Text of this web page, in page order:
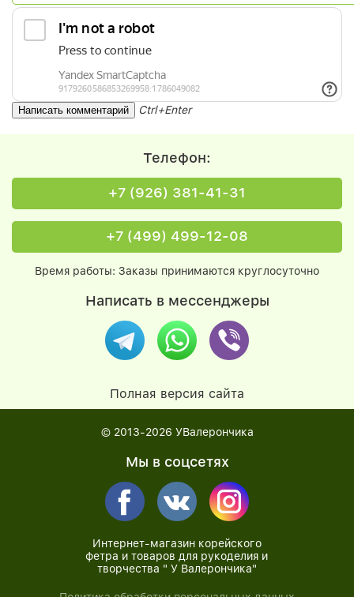
Ctrl+Enter
Телефон:
+7 (926) 381-41-31
+7 (499) 499-12-08
Время работы: Заказы принимаются круглосуточно
Написать в мессенджеры
Полная версия сайта
© 2013-2026 УВалерончика
Мы в соцсетях
Интернет-магазин корейского
фетра и товаров для рукоделия и
творчества " У Валерончика"